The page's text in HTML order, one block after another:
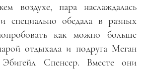
воздухе, пара наслаждалась
специально обедала в разных
как можно больше
отдыхала и подруга Меган
Спенсер. Вместе они